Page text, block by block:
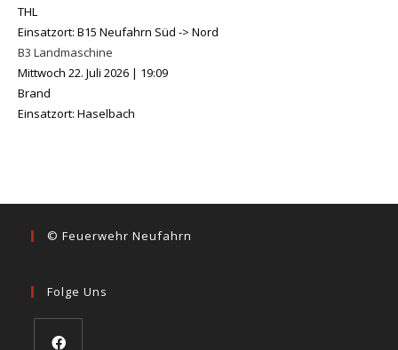
THL
Einsatzort: B15 Neufahrn Süd -> Nord
B3 Landmaschine
Mittwoch 22. Juli 2026 | 19:09
Brand
Einsatzort: Haselbach
© Feuerwehr Neufahrn
Folge Uns